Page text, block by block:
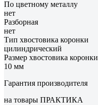
По цветному металлу
нет
Разборная
нет
Тип хвостовика коронки
цилиндрический
Размер хвостовика коронки
10 мм
Гарантия производителя
на товары ПРАКТИКА